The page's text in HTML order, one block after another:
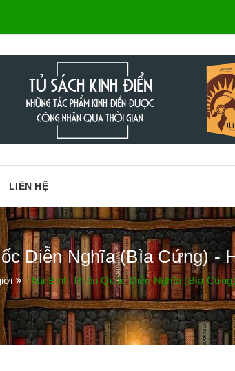
LIÊN HỆ
Diễn Nghĩa (Bìa Cứng) -
Thái Bình Thiên Quốc Diễn Nghĩa (Bìa